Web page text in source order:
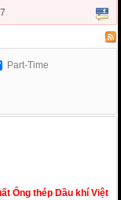
Part-Time
Ống thép Dầu khí Việt